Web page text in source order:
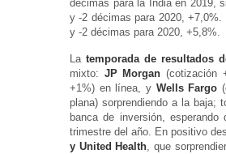
décimas para la India en 2019,
y -2 décimas para 2020,
y -2 décimas para 2020, +5,8%.
Latemporada de resultados
mixto: JP Morgan (cotización
+1%) en línea, y Wells Fargo
plana) sorprendiendo a la baja;
banca de inversión,
trimestre del año. En positivo
y United Health, que